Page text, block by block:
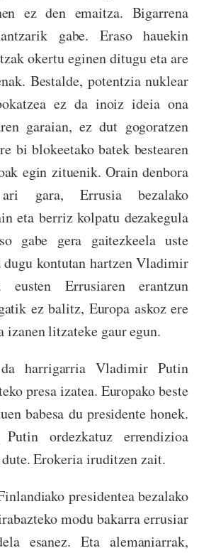
ez den emaitza. Bigarrena
gabe. Eraso hauekin
okertu eginen ditugu eta are
Bestalde, potentzia nuklear
ez da inoiz ideia ona
garaian, ez dut gogoratzen
bi blokeetako batek bestearen
egin zituenik. Orain denbora
gara, Errusia bezalako
eta berriz kolpatu dezakegula
gabe gera gaitezkeela uste
kontutan hartzen Vladimir
Errusiaren erantzun
ez balitz, Europa askoz ere
izanen litzateke gaur egun.
harrigarria Vladimir Putin
presa izatea. Europako beste
babesa du presidente honek.
ordezkatuz errendizioa
Erokeria iruditzen zait.
presidentea bezalako
modu bakarra errusiar
esanez. Eta alemaniarrak,